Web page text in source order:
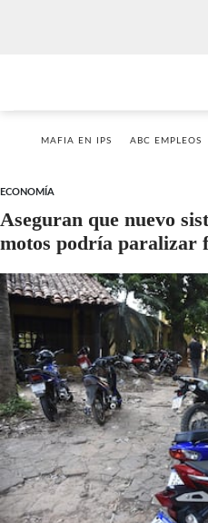
MAFIA EN IPS ABC EMPLEOS
ECONOMÍA
Aseguran que nuevo
motos podría paralizar